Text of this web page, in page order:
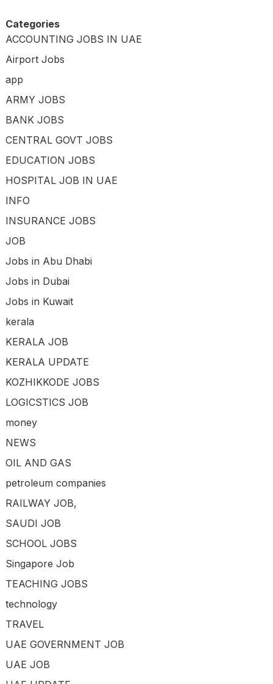
Categories
ACCOUNTING JOBS IN UAE
Airport Jobs
app
ARMY JOBS
BANK JOBS
CENTRAL GOVT JOBS
EDUCATION JOBS
HOSPITAL JOB IN UAE
INFO
INSURANCE JOBS
JOB
Jobs in Abu Dhabi
Jobs in Dubai
Jobs in Kuwait
kerala
KERALA JOB
KERALA UPDATE
KOZHIKKODE JOBS
LOGICSTICS JOB
money
NEWS
OIL AND GAS
petroleum companies
RAILWAY JOB,
SAUDI JOB
SCHOOL JOBS
Singapore Job
TEACHING JOBS
technology
TRAVEL
UAE GOVERNMENT JOB
UAE JOB